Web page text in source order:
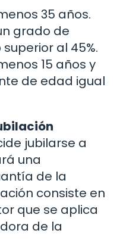
35 años.
grado de
al 45%.
15 años y
de edad igual
jubilarse a
una
de la
consiste en
que se aplica
de la